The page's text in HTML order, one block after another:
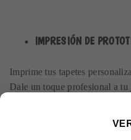
IMPRESIÓN DE
Imprime tus tapetes
Dale un toque profesional a